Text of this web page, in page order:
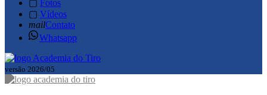
▢ Fotos
▢ Vídeos
mailContato
Whatsapp
versão 2026/05